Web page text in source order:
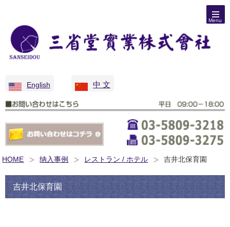
English 中 文
Menu
HOME 纳入事例 レストラン / ホテル 吉井北保育園
吉井北保育園